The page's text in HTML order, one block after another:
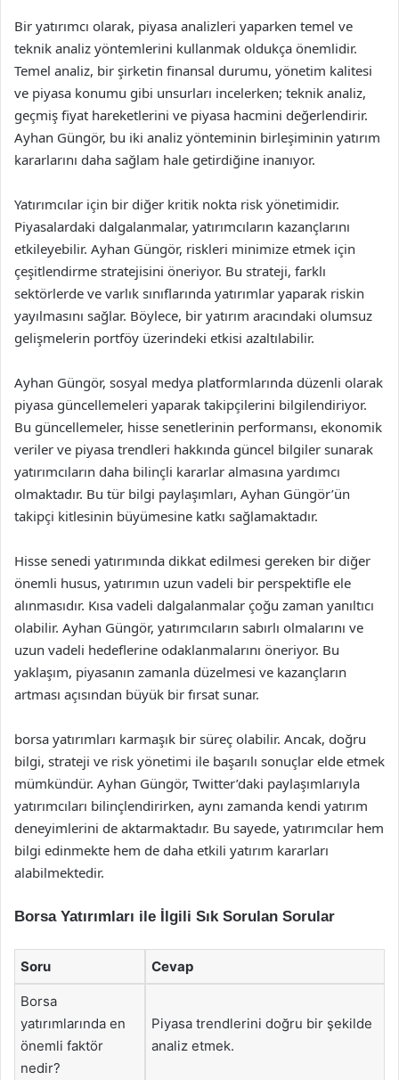
Bir yatırımcı olarak, piyasa analizleri yaparken temel ve
teknik analiz yöntemlerini kullanmak oldukça önemlidir.
Temel analiz, bir şirketin finansal durumu, yönetim kalitesi
ve piyasa konumu gibi unsurları incelerken; teknik analiz,
geçmiş fiyat hareketlerini ve piyasa hacmini değerlendirir.
Ayhan Güngör, bu iki analiz yönteminin birleşiminin yatırım
kararlarını daha sağlam hale getirdiğine inanıyor.
Yatırımcılar için bir diğer kritik nokta risk yönetimidir.
Piyasalardaki dalgalanmalar, yatırımcıların kazançlarını
etkileyebilir. Ayhan Güngör, riskleri minimize etmek için
çeşitlendirme stratejisini öneriyor. Bu strateji, farklı
sektörlerde ve varlık sınıflarında yatırımlar yaparak riskin
yayılmasını sağlar. Böylece, bir yatırım aracındaki olumsuz
gelişmelerin portföy üzerindeki etkisi azaltılabilir.
Ayhan Güngör, sosyal medya platformlarında düzenli olarak
piyasa güncellemeleri yaparak takipçilerini bilgilendiriyor.
Bu güncellemeler, hisse senetlerinin performansı, ekonomik
veriler ve piyasa trendleri hakkında güncel bilgiler sunarak
yatırımcıların daha bilinçli kararlar almasına yardımcı
olmaktadır. Bu tür bilgi paylaşımları, Ayhan Güngör’ün
takipçi kitlesinin büyümesine katkı sağlamaktadır.
Hisse senedi yatırımında dikkat edilmesi gereken bir diğer
önemli husus, yatırımın uzun vadeli bir perspektifle ele
alınmasıdır. Kısa vadeli dalgalanmalar çoğu zaman yanıltıcı
olabilir. Ayhan Güngör, yatırımcıların sabırlı olmalarını ve
uzun vadeli hedeflerine odaklanmalarını öneriyor. Bu
yaklaşım, piyasanın zamanla düzelmesi ve kazançların
artması açısından büyük bir fırsat sunar.
borsa yatırımları karmaşık bir süreç olabilir. Ancak, doğru
bilgi, strateji ve risk yönetimi ile başarılı sonuçlar elde etmek
mümkündür. Ayhan Güngör, Twitter’daki paylaşımlarıyla
yatırımcıları bilinçlendirirken, aynı zamanda kendi yatırım
deneyimlerini de aktarmaktadır. Bu sayede, yatırımcılar hem
bilgi edinmekte hem de daha etkili yatırım kararları
alabilmektedir.
Borsa Yatırımları ile İlgili Sık Sorulan Sorular
Soru Cevap
Borsa
yatırımlarında en
önemli faktör
nedir?
Piyasa trendlerini doğru bir şekilde
analiz etmek.